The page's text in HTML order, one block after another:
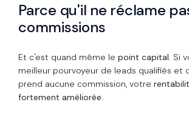
Parce qu'il ne réclame
commissions
Et c'est quand même le point capital. Si
meilleur pourvoyeur de leads qualifiés et
prend aucune commission, votre
fortement améliorée.